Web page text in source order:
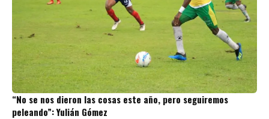
“No se nos dieron las cosas este año, pero seguiremos
peleando”: Yulián Gómez